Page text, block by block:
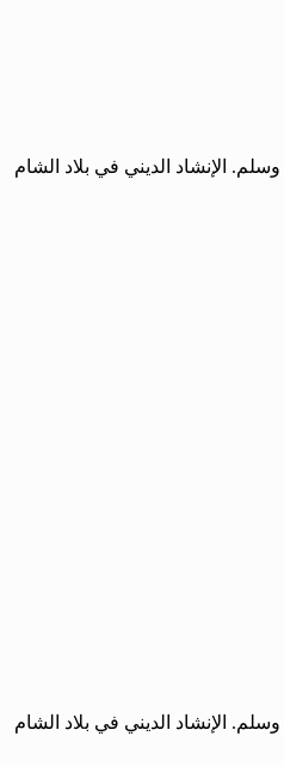
الإنشاد الديني في بلاد الشام
الإنشاد الديني في بلاد الشام